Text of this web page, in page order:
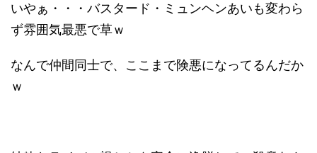
いやぁ・・・バスタード・ミュンヘンあいも変わら
ず雰囲気最悪で草ｗ
なんで仲間同士で、ここまで険悪になってるんだか
ｗ